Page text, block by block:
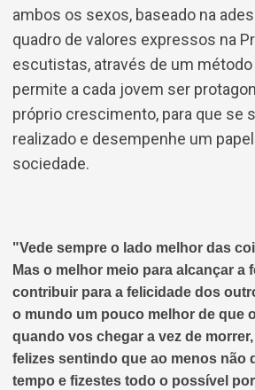
ambos os sexos, baseado na
quadro de valores expressos na
escutistas, através de um método
permite a cada jovem ser
próprio crescimento, para que se
realizado e desempenhe um
sociedade.
"Vede sempre o lado melhor das
Mas o melhor meio para alcançar a
contribuir para a felicidade dos
o mundo um pouco melhor de que
quando vos chegar a vez de
felizes sentindo que ao menos não
tempo e fizestes todo o possível